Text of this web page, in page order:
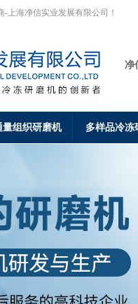
上海净信实业发展有限公司！
净
量组织研磨机 多样品冷冻